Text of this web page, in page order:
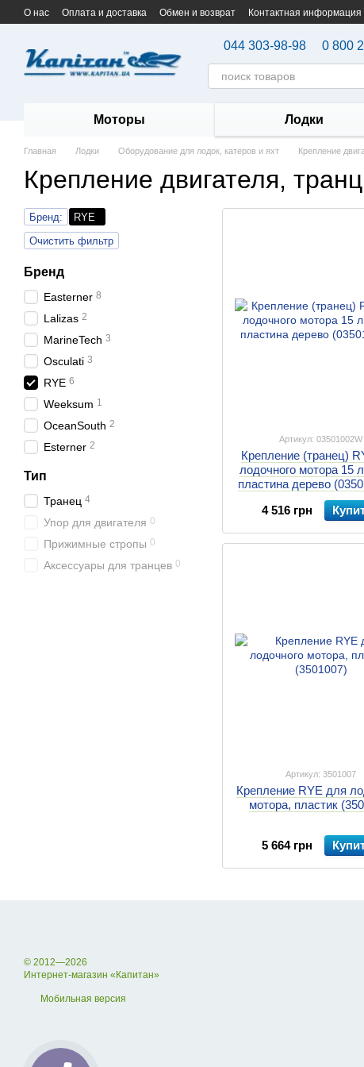
Перейти к основному контенту
О нас Оплата и доставка Обмен и возврат Контактная информация
044 303-98-98 0 800
Моторы Лодки
Главная Лодки Оборудование для лодок, катеров и яхт Крепление
Крепление двигателя,
Артикул: 03501002W
Крепление (транец)
лодочного мотора 15
пластина дерево
4 516 грн
Артикул: 3501007
Крепление RYE для
мотора, пластик
5 664 грн
Бренд:
RYE
Очистить фильтр
Бренд
Easterner 8
Lalizas 2
MarineTech 3
Osculati 3
RYE 6
Weeksum 1
OceanSouth 2
Esterner 2
Тип
Транец 4
Упор для двигателя 0
Прижимные стропы 0
Аксессуары для транцев 0
© 2012—2026
Интернет-магазин «Капитан»
Мобильная версия